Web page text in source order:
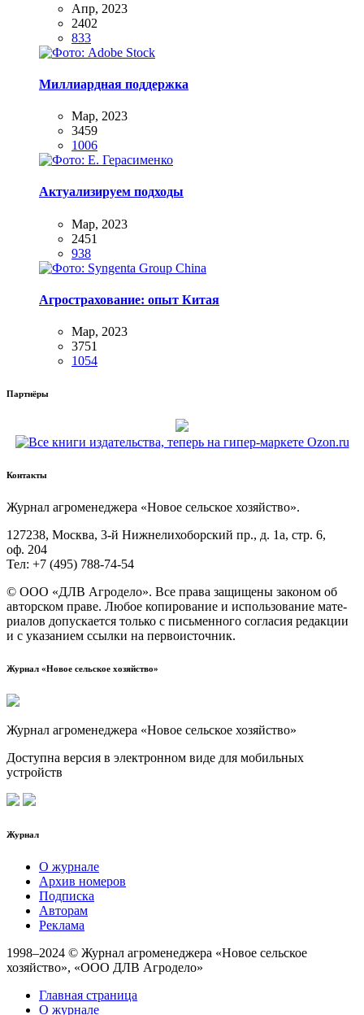
Апр, 2023
2402
833
Миллиардная поддержка
Мар, 2023
3459
1006
Актуализируем подходы
Мар, 2023
2451
938
Агрострахование: опыт Китая
Мар, 2023
3751
1054
Партнёры
Контакты
Жур­нал агро­ме­не­дже­ра «Новое сель­ское хозяйство».
127238, Москва, 3‑й Ниж­не­ли­хо­бор­ский пр., д. 1а, стр. 6,
оф. 204
Тел: +7 (495) 788‑74‑54
© ООО «ДЛВ Агро­де­ло». Все пра­ва защи­ще­ны зако­ном об
автор­ском пра­ве. Любое копи­ро­ва­ние и исполь­зо­ва­ние мате­
ри­а­лов допус­ка­ет­ся толь­ко с пись­мен­но­го согла­сия редак­ции
и с ука­за­ни­ем ссыл­ки на первоисточник.
Журнал «Новое сельское хозяйство»
Журнал агроменеджера «Новое сельское хозяйство»
Доступна версия в электронном виде для мобильных
устройств
Журнал
О журнале
Архив номеров
Подписка
Авторам
Реклама
1998–2024 © Журнал агроменеджера «Новое сельское
хозяйство», «ООО ДЛВ Агродело»
Главная страница
О журнале